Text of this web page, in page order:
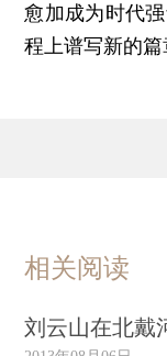
愈加成为时代
程上谱写新的篇
相关阅读
刘云山在北戴